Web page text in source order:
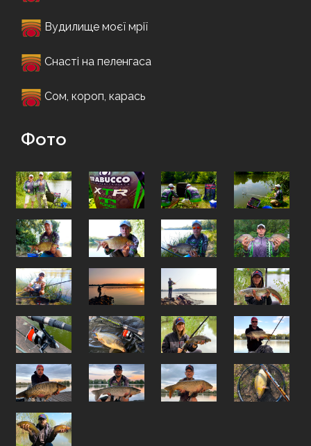
Вудилище моєї мрії
Снасті на пеленгаса
Сом, короп, карась
Фото